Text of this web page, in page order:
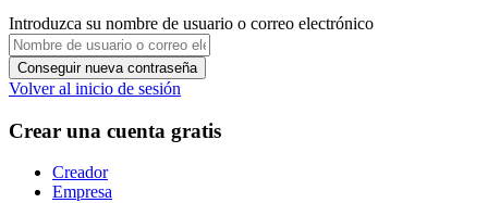
Introduzca su nombre de usuario o correo electrónico
Volver al inicio de sesión
Crear una cuenta gratis
Creador
Empresa